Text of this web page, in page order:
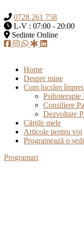
0728 261 758
L-V : 07:00 - 20:00
Sedinte Online
Home
Despre mine
Cum lucrăm
Consiliere
Dezvoltare
Cărţile mele
Articole pentru voi
Programează o
Programari